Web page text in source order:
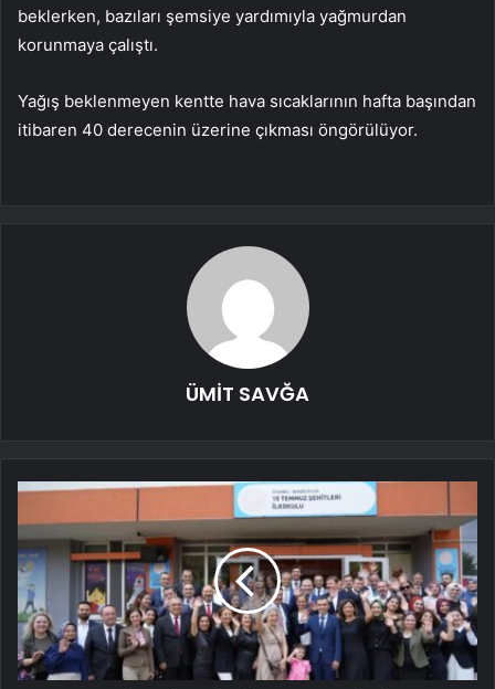
beklerken, bazıları şemsiye yardımıyla yağmurdan
korunmaya çalıştı.
Yağış beklenmeyen kentte hava sıcaklarının hafta başından
itibaren 40 derecenin üzerine çıkması öngörülüyor.
ÜMİT SAVĞA